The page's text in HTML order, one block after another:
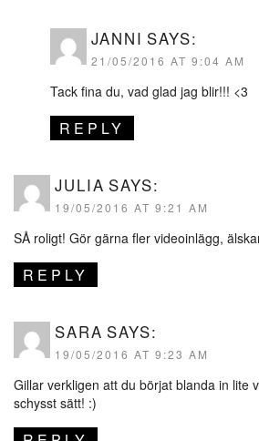
JANNI SAYS:
21/05/2016 AT 9:04 AM
Tack fina du, vad glad jag blir!!! <3
REPLY
JULIA SAYS:
19/05/2016 AT 9:21 AM
SÅ roligt! Gör gärna fler videoinlägg,
REPLY
SARA SAYS:
19/05/2016 AT 9:23 AM
Gillar verkligen att du börjat blanda in lite
schysst sätt! :)